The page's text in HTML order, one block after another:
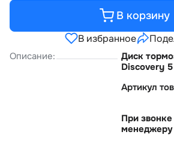
В корзину
В избранное
Описание:
Диск
Discovery
Артикул
При
менеджеру